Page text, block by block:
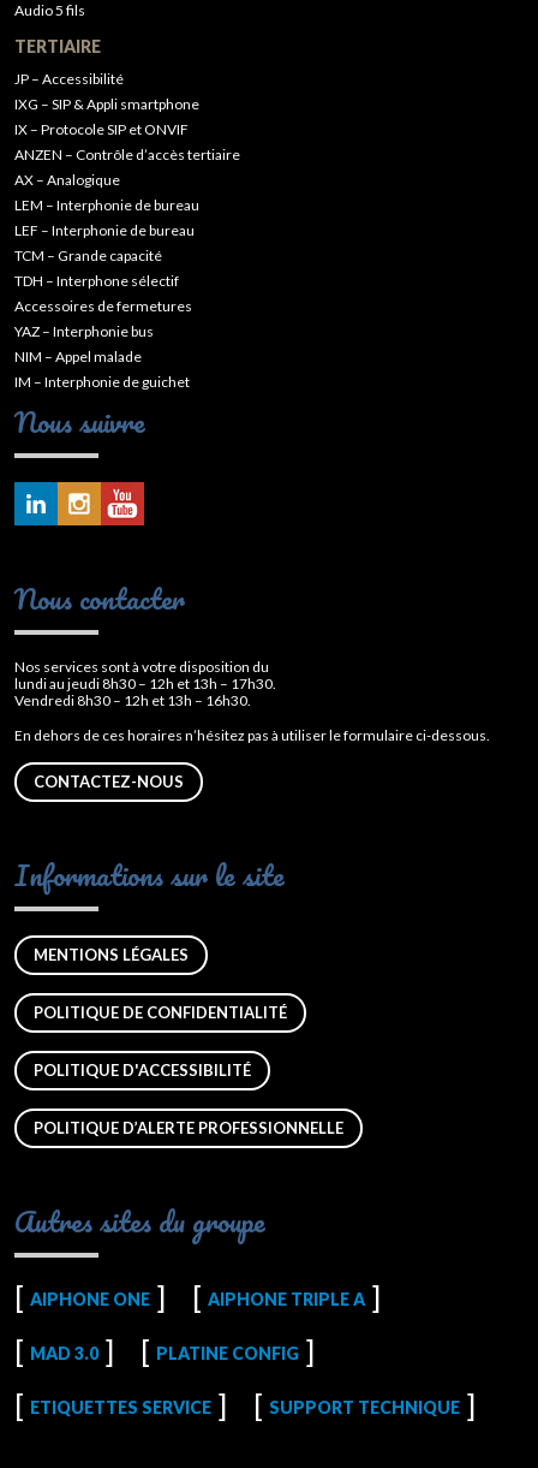
Audio 5 fils
TERTIAIRE
JP – Accessibilité
IXG – SIP & Appli smartphone
IX – Protocole SIP et ONVIF
ANZEN – Contrôle d’accès tertiaire
AX – Analogique
LEM – Interphonie de bureau
LEF – Interphonie de bureau
TCM – Grande capacité
TDH – Interphone sélectif
Accessoires de fermetures
YAZ – Interphonie bus
NIM – Appel malade
IM – Interphonie de guichet
Nous suivre
Nous contacter
Nos services sont à votre disposition du
lundi au jeudi 8h30 – 12h et 13h – 17h30.
Vendredi 8h30 – 12h et 13h – 16h30.
En dehors de ces horaires n’hésitez pas à utiliser le formulaire ci-dessous.
CONTACTEZ-NOUS
Informations sur le site
MENTIONS LÉGALES
POLITIQUE DE CONFIDENTIALITÉ
POLITIQUE D'ACCESSIBILITÉ
POLITIQUE D’ALERTE PROFESSIONNELLE
Autres sites du groupe
AIPHONE ONE AIPHONE TRIPLE A
MAD 3.0 PLATINE CONFIG
ETIQUETTES SERVICE SUPPORT TECHNIQUE